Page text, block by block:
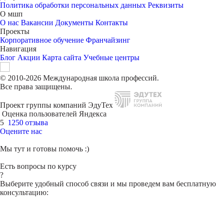
Политика обработки персональных данных Реквизиты
О мшп
О нас Вакансии Документы Контакты
Проекты
Корпоративное обучение Франчайзинг
Навигация
Блог Акции Карта сайта Учебные центры
© 2010-2026 Международная школа профессий.
Все права защищены.
Проект группы компаний ЭдуТех
Оценка пользователей Яндекса
5 1250 отзыва
Оцените нас
Мы тут и готовы помочь :)
Есть вопросы по курсу
?
Выберите удобный способ связи и мы проведем вам бесплатную
консультацию: